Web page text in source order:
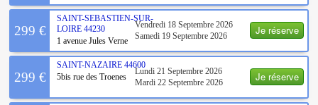
Je réserve
299 €
SAINT-SEBASTIEN-SUR-
LOIRE 44230
1 avenue Jules Verne
Vendredi 18 Septembre 2026
Samedi 19 Septembre 2026
Je réserve
299 €
SAINT-NAZAIRE 44600
5bis rue des Troenes
Lundi 21 Septembre 2026
Mardi 22 Septembre 2026